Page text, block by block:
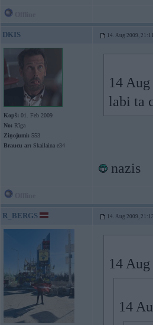
DKIS 14. Aug 2009,
Kopš: 01. Feb 2009
No: Rīga
Ziņojumi: 553
Braucu ar: Skailaina e34
14
labi ta
nazis
R_BERGS 14. Aug 2009,
14
14